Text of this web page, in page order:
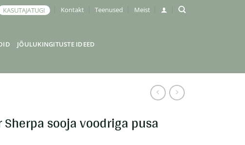
KASUTAJATUGI Kontakt Teenused Meist
JÕULUKINGITUSTE IDEED
Sherpa sooja voodriga pusa